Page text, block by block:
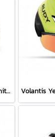
Nytron Pro Iridescent - White Matte